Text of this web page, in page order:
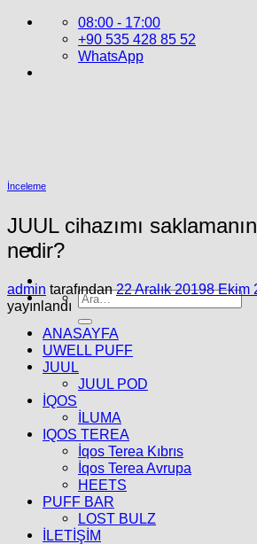
İçeriğe
08:00 - 17:00
+90 535 428 85 52
WhatsApp
Ara:
ANASAYFA
UWELL PUFF
JUUL
JUUL POD
İQOS
İLUMA
IQOS TEREA
İqos Terea Kıbrıs
İqos Terea Avrupa
HEETS
PUFF BAR
LOST BULZ
İLETİŞİM
İnceleme
JUUL cihazımı
nedir?
admin tarafından 22 Aralık 20198 Ekim
yayınlandı